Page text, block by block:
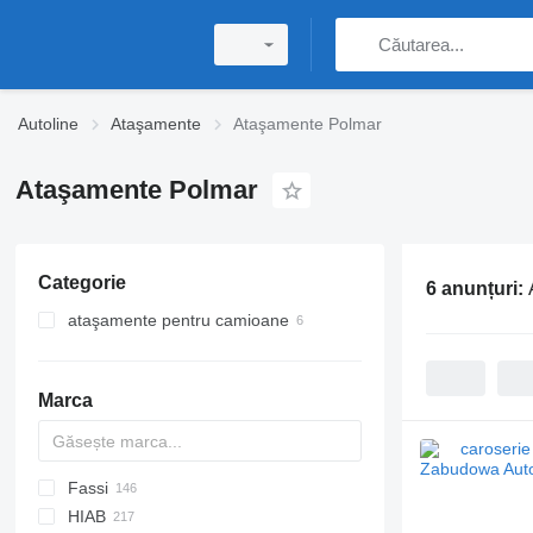
Autoline Ataşamente Ataşamente Polmar
Ataşamente Polmar
Categorie
ataşamente pentru camioane
Marca
A-Series
EK-S
W series
BW
CK
MAXIMA
SUPRA
120
572G
MT
Inogam
CF
35
140
Sirius
M-series
Q-series
Fassi
F-series
300-series
Ducato
Gazel
HIAB
6 anunțuri: